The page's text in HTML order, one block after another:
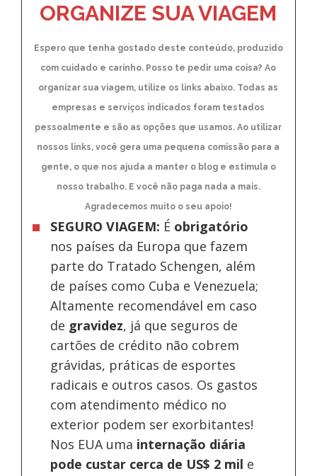
ORGANIZE SUA VIAGEM
Espero que tenha gostado deste conteúdo, produzido
com cuidado e carinho. Posso te pedir uma coisa? Ao
organizar sua viagem, utilize os links abaixo. Todas as
empresas e serviços indicados foram testados
pessoalmente e são as opções que usamos. Ao utilizar
nossos links, você gera uma pequena comissão para a
gente, o que nos ajuda a manter o blog e estimula o
nosso trabalho. E você não paga nada a mais.
Agradecemos muito o seu apoio!
SEGURO VIAGEM: É obrigatório
nos países da Europa que fazem
parte do Tratado Schengen, além
de países como Cuba e Venezuela;
Altamente recomendável em caso
de gravidez, já que seguros de
cartões de crédito não cobrem
grávidas, práticas de esportes
radicais e outros casos. Os gastos
com atendimento médico no
exterior podem ser exorbitantes!
Nos EUA uma internação diária
pode custar cerca de US$ 2 mil e